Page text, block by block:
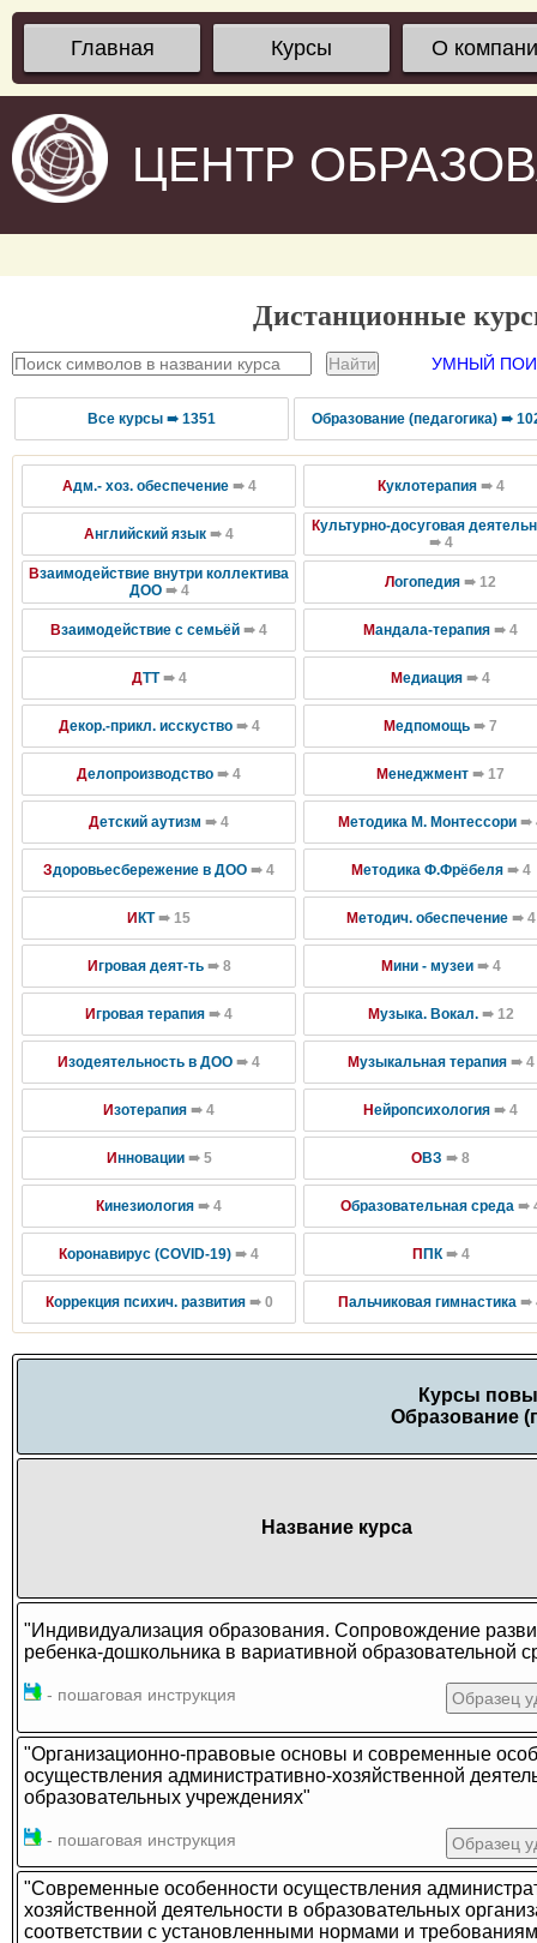
Главная Курсы О
ЦЕНТР
Дистанционные
УМНЫЙ
Все курсы ➠ 1351 Образование (педагогика) ➠
Адм.- хоз. обеспечение ➠ 4
Английский язык ➠ 4
Взаимодействие внутри коллектива
ДОО ➠ 4
Взаимодействие с семьёй ➠ 4
ДТТ➠ 4
Декор.-прикл. исскуство ➠ 4
Делопроизводство ➠ 4
Детский аутизм ➠ 4
Здоровьесбережение в ДОО ➠ 4
И КТ➠ 15
Игровая деят-ть ➠ 8
Игровая терапия ➠ 4
Изодеятельность в ДОО ➠ 4
Изотерапия ➠ 4
Инновации ➠ 5
Кинезиология ➠ 4
Коронавирус (COVID-19) ➠ 4
Коррекция психич. развития ➠ 0
Куклотерапия ➠ 4
Культурно-досуговая
➠ 4
Логопедия ➠ 12
Мандала-терапия ➠ 4
Медиация ➠ 4
Медпомощь ➠ 7
Менеджмент ➠ 17
Методика М. Монтессори ➠
Методика Ф.Фрёбеля ➠ 4
Методич. обеспечение ➠ 4
Мини - музеи ➠ 4
Музыка. Вокал. ➠ 12
Музыкальная терапия ➠ 4
Нейропсихология ➠ 4
ОВЗ ➠ 8
Образовательная среда ➠
П ПК➠ 4
Пальчиковая гимнастика ➠
Курсы
Образование
Название курса
"Индивидуализация образования. Сопровождение
ребенка-дошкольника в вариативной образовательной
- пошаговая инструкция Образец
"Организационно-правовые основы и современные
осуществления административно-хозяйственной
образовательных учреждениях"
- пошаговая инструкция Образец
"Современные особенности осуществления
хозяйственной деятельности в образовательных
соответствии с установленными нормами и